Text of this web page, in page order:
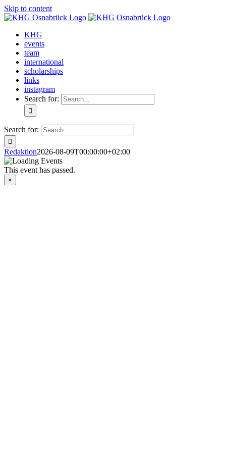
Skip to content
KHG
events
team
international
scholarships
links
instagram
Search for:
Search for:
Redaktion2026-08-09T00:00:00+02:00
This event has passed.
×